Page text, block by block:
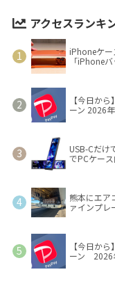
アクセスランキ
iPhoneケー
「iPhone
【今日か
ーン 2026
USB-Cだ
でPCケー
熊本にエア
ァインプレ
【今日か
ーン 2026